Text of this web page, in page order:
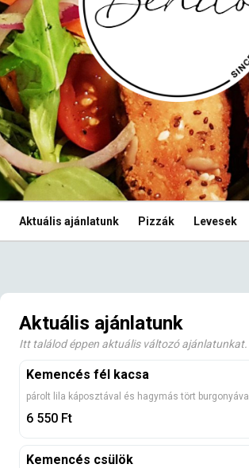
Aktuális ajánlatunk Pizzák Levesek
Aktuális ajánlatunk
Itt találod éppen aktuális változó ajánlatunkat.
Kemencés fél kacsa
párolt lila káposztával és hagymás tört burgonyával
6 550 Ft
Kemencés csülök